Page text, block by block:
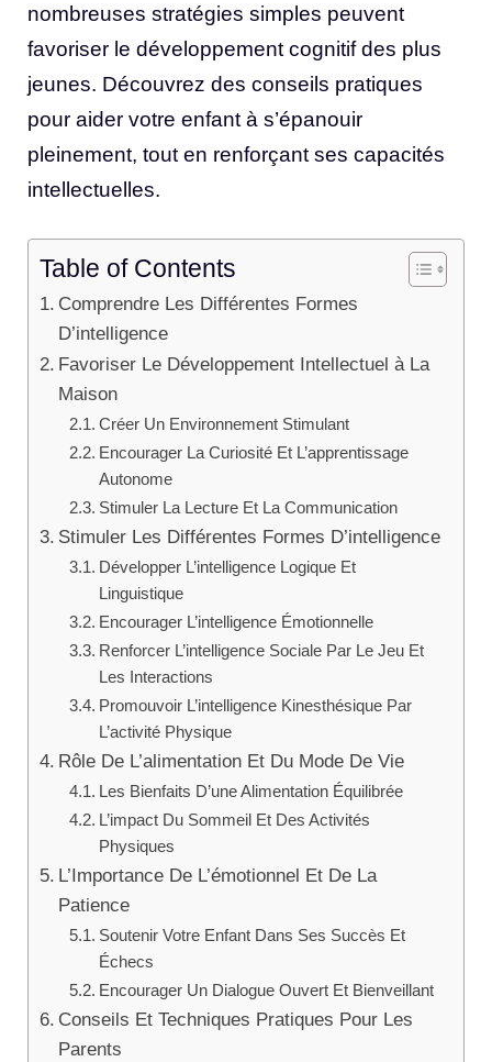
nombreuses stratégies simples peuvent
favoriser le développement cognitif des plus
jeunes. Découvrez des conseils pratiques
pour aider votre enfant à s’épanouir
pleinement, tout en renforçant ses capacités
intellectuelles.
Table of Contents
Comprendre Les Différentes Formes
D’intelligence
Favoriser Le Développement Intellectuel à La
Maison
Créer Un Environnement Stimulant
Encourager La Curiosité Et L’apprentissage
Autonome
Stimuler La Lecture Et La Communication
Stimuler Les Différentes Formes D’intelligence
Développer L’intelligence Logique Et
Linguistique
Encourager L’intelligence Émotionnelle
Renforcer L’intelligence Sociale Par Le Jeu Et
Les Interactions
Promouvoir L’intelligence Kinesthésique Par
L’activité Physique
Rôle De L’alimentation Et Du Mode De Vie
Les Bienfaits D’une Alimentation Équilibrée
L’impact Du Sommeil Et Des Activités
Physiques
L’Importance De L’émotionnel Et De La
Patience
Soutenir Votre Enfant Dans Ses Succès Et
Échecs
Encourager Un Dialogue Ouvert Et Bienveillant
Conseils Et Techniques Pratiques Pour Les
Parents